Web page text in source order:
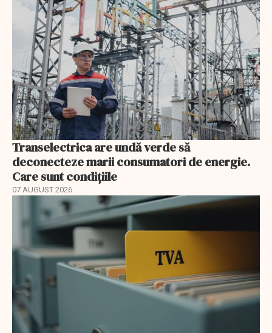
Transelectrica are undă verde să
deconecteze marii consumatori de energie.
Care sunt condițiile
07 AUGUST 2026